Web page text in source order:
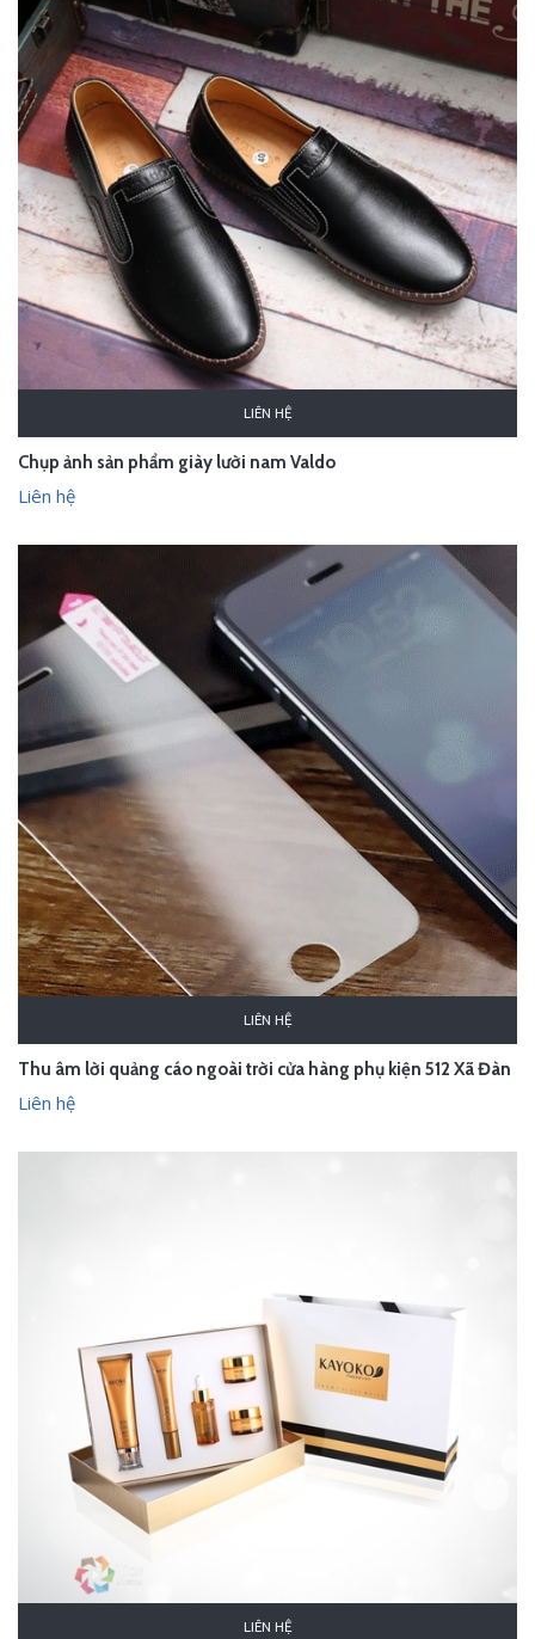
LIÊN HỆ
Chụp ảnh sản phẩm giày lười nam Valdo
Liên hệ
LIÊN HỆ
Thu âm lời quảng cáo ngoài trời cửa hàng phụ kiện 512 Xã Đàn
Liên hệ
LIÊN HỆ